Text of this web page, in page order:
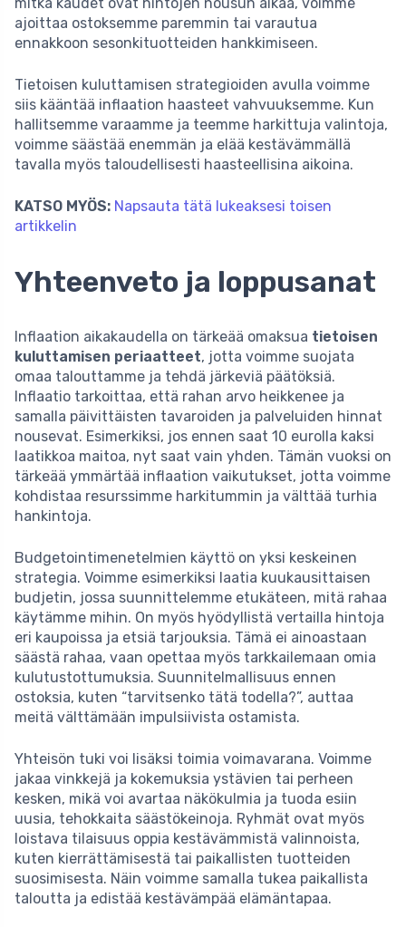
ajoittaa ostoksemme paremmin tai varautua
ennakkoon sesonkituotteiden hankkimiseen.
Tietoisen kuluttamisen strategioiden avulla voimme
siis kääntää inflaation haasteet vahvuuksemme. Kun
hallitsemme varaamme ja teemme harkittuja valintoja,
voimme säästää enemmän ja elää kestävämmällä
tavalla myös taloudellisesti haasteellisina aikoina.
KATSO MYÖS: Napsauta tätä lukeaksesi toisen
artikkelin
Yhteenveto ja loppusanat
Inflaation aikakaudella on tärkeää omaksua tietoisen
kuluttamisen periaatteet, jotta voimme suojata
omaa talouttamme ja tehdä järkeviä päätöksiä.
Inflaatio tarkoittaa, että rahan arvo heikkenee ja
samalla päivittäisten tavaroiden ja palveluiden hinnat
nousevat. Esimerkiksi, jos ennen saat 10 eurolla kaksi
laatikkoa maitoa, nyt saat vain yhden. Tämän vuoksi on
tärkeää ymmärtää inflaation vaikutukset, jotta voimme
kohdistaa resurssimme harkitummin ja välttää turhia
hankintoja.
Budgetointimenetelmien käyttö on yksi keskeinen
strategia. Voimme esimerkiksi laatia kuukausittaisen
budjetin, jossa suunnittelemme etukäteen, mitä rahaa
käytämme mihin. On myös hyödyllistä vertailla hintoja
eri kaupoissa ja etsiä tarjouksia. Tämä ei ainoastaan
säästä rahaa, vaan opettaa myös tarkkailemaan omia
kulutustottumuksia. Suunnitelmallisuus ennen
ostoksia, kuten “tarvitsenko tätä todella?”, auttaa
meitä välttämään impulsiivista ostamista.
Yhteisön tuki voi lisäksi toimia voimavarana. Voimme
jakaa vinkkejä ja kokemuksia ystävien tai perheen
kesken, mikä voi avartaa näkökulmia ja tuoda esiin
uusia, tehokkaita säästökeinoja. Ryhmät ovat myös
loistava tilaisuus oppia kestävämmistä valinnoista,
kuten kierrättämisestä tai paikallisten tuotteiden
suosimisesta. Näin voimme samalla tukea paikallista
taloutta ja edistää kestävämpää elämäntapaa.